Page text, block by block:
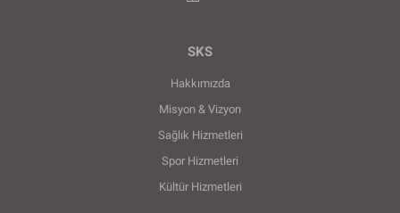
SKS
Hakkımızda
Misyon & Vizyon
Sağlık Hizmetleri
Spor Hizmetleri
Kültür Hizmetleri